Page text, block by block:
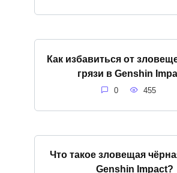
Как избавиться от
грязи в Genshin
0 455
Что такое зловещая
Genshin Impact?